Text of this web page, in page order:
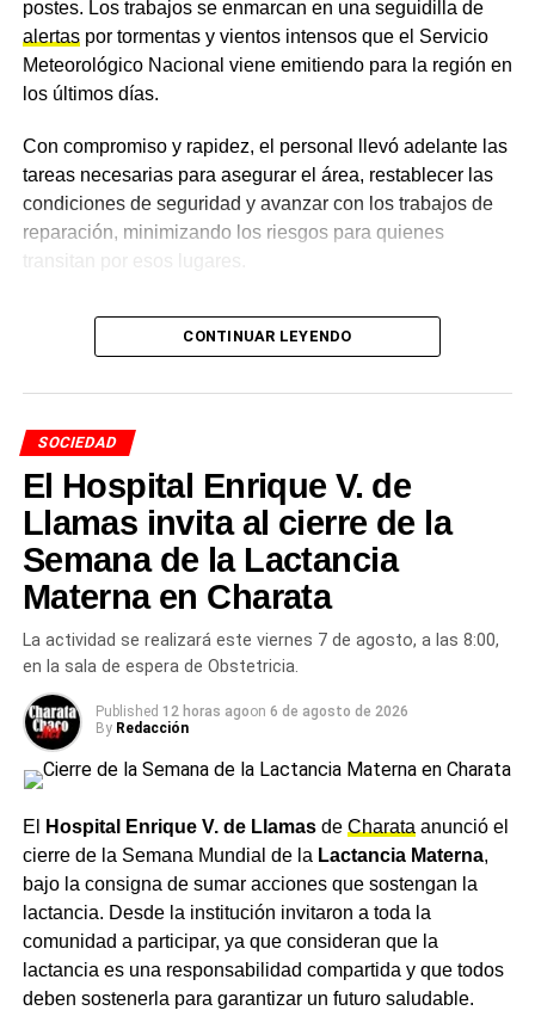
doble desafío de mejorar los
servicios de recolección y
avanzar hacia modelos de separación en origen y
valorización de materiales. El taller del 10 de junio es un
Quienes quieran seguir la actualidad local pueden
ingresar a
noticias de Charata
TEMAS RELACIONADOS
MUNICIPIO DE CHARATA
PMGIRSU TALLER AMBIENTAL
ACTUALIDAD
NOTICIAS
Charata amanece con menos de 10 grados este
martes y se espera una jornada estable con
máxima de 19 grados
postes. Los trabajos se enmarcan en una seguidilla de
alertaspor tormentas y vientos intensos que el Servicio
Meteorológico Nacional viene emitiendo para la región en
los últimos días.
Con compromiso y rapidez, el personal llevó adelante las
tareas necesarias para asegurar el área, restablecer las
condiciones de seguridad y avanzar con los trabajos de
reparación, minimizando los riesgos para quienes
transitan por esos lugares.
El trabajo de los equipos
reflejan el compromiso de los trabajadores municipales,
que responden con responsabilidad ante cada situación
para brindar soluciones y cuidar a toda la comunidad de
Charata .
Másnoticias de CharataenCharataChaco.Net.
CONTINUAR LEYENDO
SOCIEDAD
El Hospital Enrique V. de
Llamas invita al cierre de la
Semana de la Lactancia
Materna en Charata
La actividad se realizará este viernes 7 de agosto, a las 8:00,
en la sala de espera de Obstetricia.
Published 12 horas agoon 6 de agosto de 2026
By Redacción
El Hospital Enrique V. de Llamasde Charata anunció el
cierre de la Semana Mundial de la Lactancia Materna,
bajo la consigna de sumar acciones que sostengan la
lactancia. Desde la institución invitaron a toda la
comunidad a participar, ya que consideran que la
lactancia es una responsabilidad compartida y que todos
deben sostenerla para garantizar un futuro saludable.